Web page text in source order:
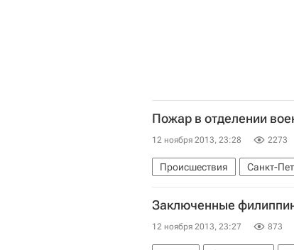
Пожар в отделении
12 ноября 2013, 23:28 2273
Происшествия Санкт-
Россия
Заключенные
12 ноября 2013, 23:27 873